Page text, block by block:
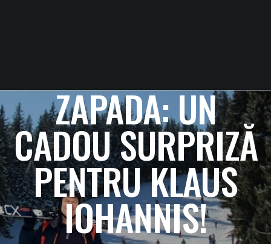
ZAPADA: UN
CADOU SURPRIZĂ
PENTRU KLAUS
IOHANNIS!